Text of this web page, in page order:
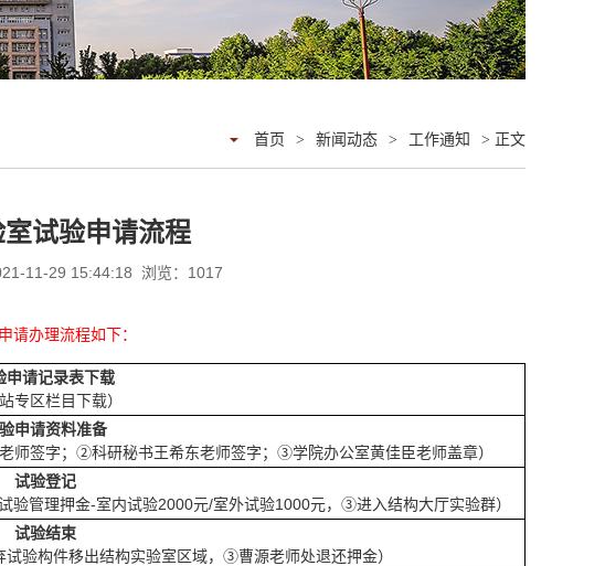
首页 > 新闻动态 > 工作通知 > 正文
试验申请流程
11-29 15:44:18 浏览： 1017
请办理流程如下：
申请记录表下载
站专区栏目下载）
申请资料准备
师签字；②科研秘书王希东老师签字；③学院办公室黄佳臣老师盖章）
试验登记
管理押金-室内试验2000元/室外试验1000元，③进入结构大厅实验群）
试验结束
验构件移出结构实验室区域，③曹源老师处退还押金）